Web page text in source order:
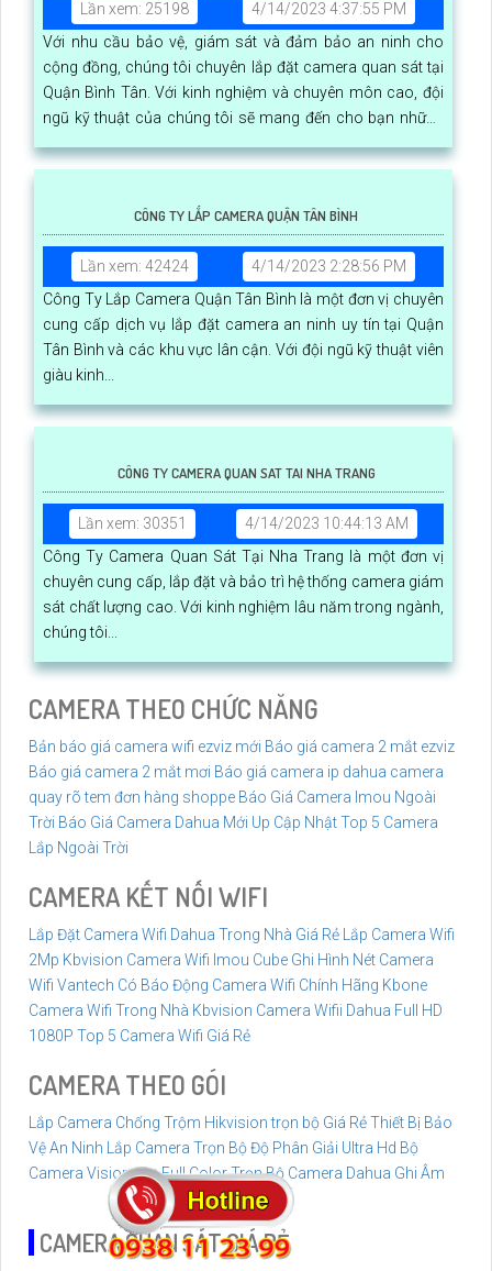
Lần xem: 25198
4/14/2023 4:37:55 PM
Với nhu cầu bảo vệ, giám sát và đảm bảo an ninh cho
cộng đồng, chúng tôi chuyên lắp đặt camera quan sát tại
Quận Bình Tân. Với kinh nghiệm và chuyên môn cao, đội
ngũ kỹ thuật của chúng tôi sẽ mang đến cho bạn những
CÔNG TY LẮP CAMERA QUẬN TÂN BÌNH
Lần xem: 42424
4/14/2023 2:28:56 PM
Công Ty Lắp Camera Quận Tân Bình là một đơn vị chuyên
cung cấp dịch vụ lắp đặt camera an ninh uy tín tại Quận
Tân Bình và các khu vực lân cận. Với đội ngũ kỹ thuật viên
giàu kinh...
CÔNG TY CAMERA QUAN SAT TAI NHA TRANG
Lần xem: 30351
4/14/2023 10:44:13 AM
Công Ty Camera Quan Sát Tại Nha Trang là một đơn vị
chuyên cung cấp, lắp đặt và bảo trì hệ thống camera giám
sát chất lượng cao. Với kinh nghiệm lâu năm trong ngành,
chúng tôi...
CAMERA THEO CHỨC NĂNG
Bản báo giá camera wifi ezviz mới Báo giá camera 2 mắt ezviz
Báo giá camera 2 mắt mơi Báo giá camera ip dahua camera
quay rõ tem đơn hàng shoppe Báo Giá Camera Imou Ngoài
Trời Báo Giá Camera Dahua Mới Up Cập NhậtTop 5 Camera
Lắp Ngoài Trời
CAMERA KẾT NỐI WIFI
Lắp Đặt Camera Wifi Dahua Trong Nhà Giá Rẻ
Lắp Camera Wifi
2Mp Kbvision Camera Wifi Imou Cube Ghi Hình Nét Camera
Wifi Vantech Có Báo Động Camera Wifi Chính Hãng Kbone
Camera Wifi Trong Nhà Kbvision Camera Wifii Dahua Full HD
1080P Top 5 Camera Wifi Giá Rẻ
CAMERA THEO GÓI
Lắp Camera Chống Trộm Hikvision trọn bộ Giá RẻThiết Bị Bảo
Vệ An Ninh
Lắp Camera Trọn Bộ Độ Phân Giải Ultra Hd Bộ
Camera Visioncop Full ColorTrọn Bộ Camera Dahua Ghi Âm
CAMERA QUAN SÁT GIÁ RẺ